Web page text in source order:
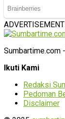
ADVERTISEMENT
Sumbartime.com
Ikuti Kami
Redaksi
Pedoman
Disclaimer